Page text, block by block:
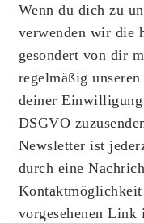
Wenn du dich zu
verwenden wir die
gesondert von dir
regelmäßig
deiner
DSGVO
Newsletter ist
durch eine
vorgesehenen